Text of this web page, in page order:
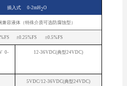
插入式 0-2mH2O
兼容液体（特殊介质可选防腐蚀型）
±0.25%FS ±0.5%FS
0- 12-36VDC(典型24VDC)
5VDC/12-36VDC(典型24VDC)